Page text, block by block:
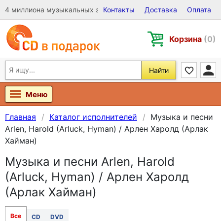
4 миллиона музыкальных записей на Виниле, CD и DVD
Контакты Доставка Оплата
Корзина (0)
Найти
Меню
Главная Каталог исполнителей
Музыка и песни
Arlen, Harold (Arluck, Hyman) / Арлен Харолд (Арлак
Хайман)
Музыка и песни Arlen, Harold
(Arluck, Hyman) / Арлен Харолд
(Арлак Хайман)
Все CD DVD